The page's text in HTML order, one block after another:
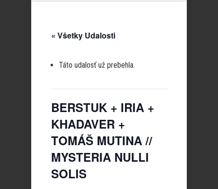
« Všetky Udalosti
Táto udalosť už prebehla.
BERSTUK + IRIA +
KHADAVER +
TOMÁŠ MUTINA //
MYSTERIA NULLI
SOLIS